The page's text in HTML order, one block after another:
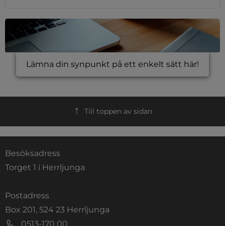
Lämna din synpunkt på ett enkelt sätt här!
Till toppen av sidan
Besöksadress
Torget 1 i Herrljunga
Postadress
Box 201, 524 23 Herrljunga
0513-170 00